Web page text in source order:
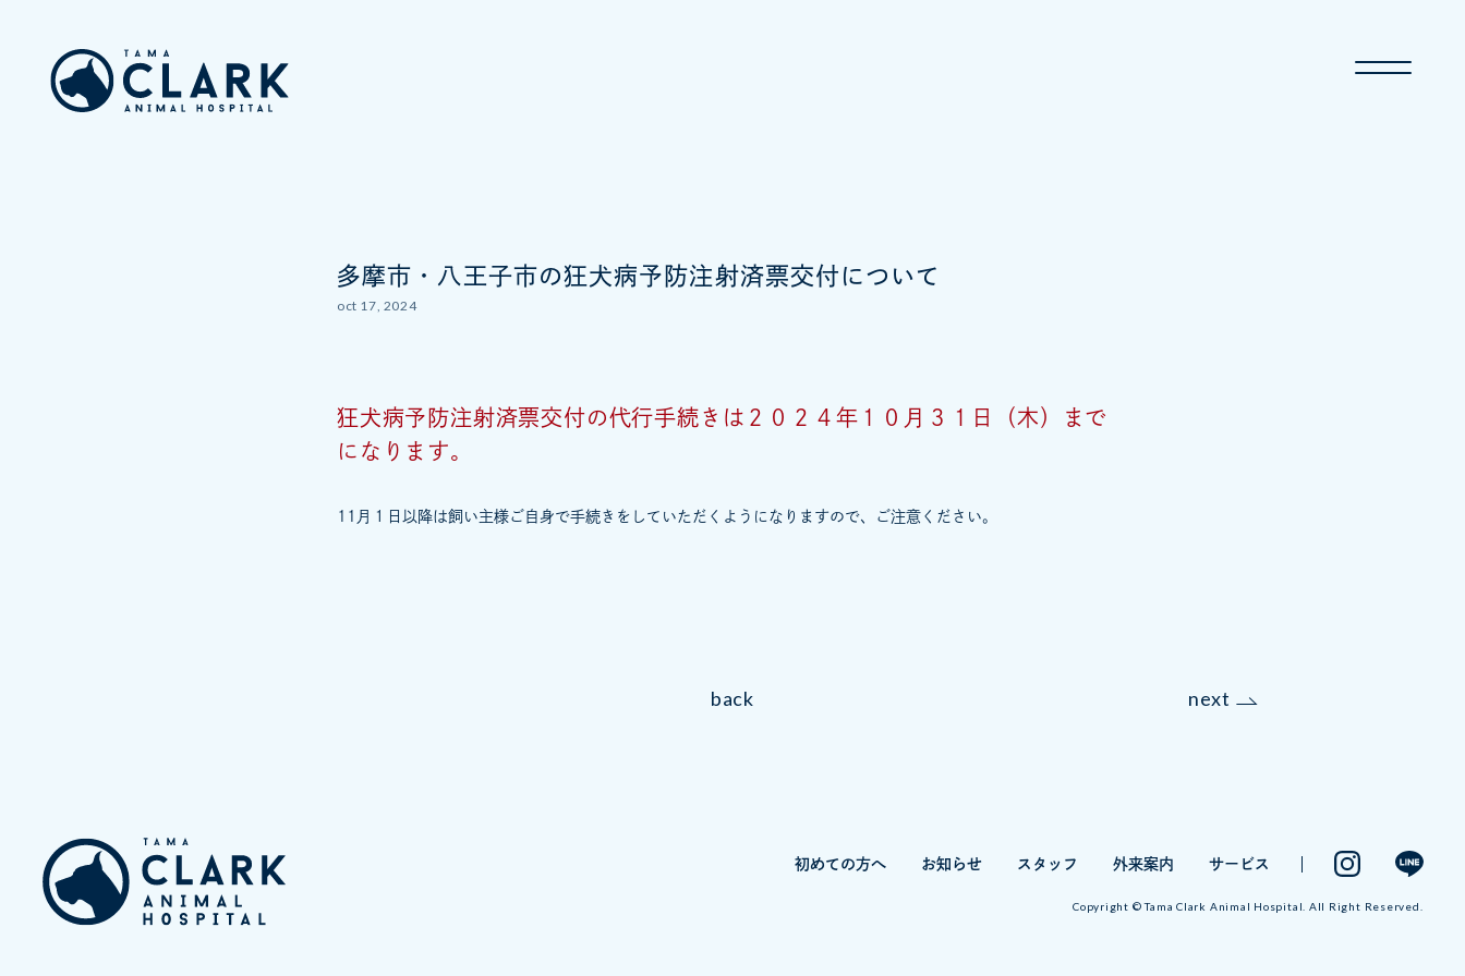
多摩市・八王子市の狂犬病予防注射済票交付について
oct 17, 2024
狂犬病予防注射済票交付の代行手続きは２０２４年１０月３１日（木）まで
になります。
11月１日以降は飼い主様ご自身で手続きをしていただくようになりますので、ご注意ください。
back next
初めての方へ お知らせ スタッフ 外来案内 サービス
Copyright © Tama Clark Animal Hospital. All Right Reserved.